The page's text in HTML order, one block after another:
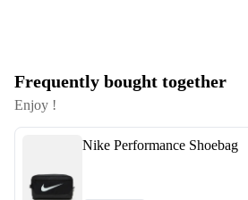
Frequently bought together
Enjoy !
Nike Performance Shoebag